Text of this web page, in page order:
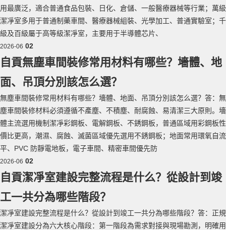
用最廣泛，適合普通食品包裝、日化、倉儲、一般醫療器械等行業；萬級
潔凈室多用于普通制藥車間、醫療器械組裝、光學加工、普通實驗室；千
級及百級屬于高等級潔凈室，主要用于半導體芯片、
2026-06 02
自貢無塵車間裝修常用材料有哪些？墻體、地
面、吊頂分別該怎么選？
無塵車間裝修常用材料有哪些？墻體、地面、吊頂分別該怎么選？答：無
塵車間裝修材料必須遵循不產塵、不積塵、耐腐蝕、易清潔三大原則。墻
體主流選用機制潔凈彩鋼板、電解鋼板、不銹鋼板，普通區域用彩鋼板性
價比更高，潮濕、腐蝕、滅菌區域優先選用不銹鋼板；地面常用環氧自流
平、PVC 防靜電地板，電子車間、精密車間優先防
2026-06 02
自貢潔凈室建設完整流程是什么？從設計到竣
工一共分為哪些階段？
潔凈室建設完整流程是什么？從設計到竣工一共分為哪些階段？答：正規
潔凈室建設分為六大核心階段：第一階段為需求對接與現場勘測，明確用